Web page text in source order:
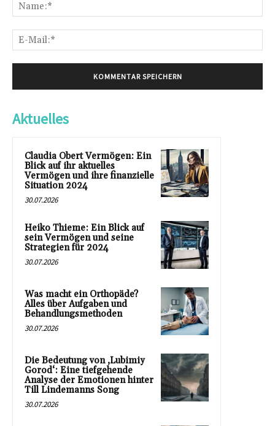
Aktuelles
Claudia Obert Vermögen: Ein
Blick auf ihr aktuelles
Vermögen und ihre finanzielle
Situation 2024
30.07.2026
Heiko Thieme: Ein Blick auf
sein Vermögen und seine
Strategien für 2024
30.07.2026
Was macht ein Orthopäde?
Alles über Aufgaben und
Behandlungsmethoden
30.07.2026
Die Bedeutung von ‚Lubimiy
Gorod‘: Eine tiefgehende
Analyse der Emotionen hinter
Till Lindemanns Song
30.07.2026